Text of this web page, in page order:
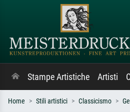
Stampe Artistiche Artisti
Home Stili artistici Classicismo